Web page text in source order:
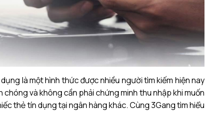
là một hình thức được nhiều người tìm kiếm hiện nay
chóng và không cần phải chứng minh thu nhập khi muốn
thẻ tín dụng tại ngân hàng khác. Cùng 3Gang tìm hiểu